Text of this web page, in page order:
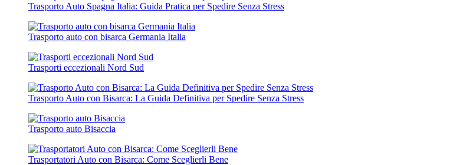
Trasporto Auto Spagna Italia: Guida Pratica per Spedire Senza Stress
Trasporto auto con bisarca Germania Italia
Trasporti eccezionali Nord Sud
Trasporto Auto con Bisarca: La Guida Definitiva per Spedire Senza Stress
Trasporto auto Bisaccia
Trasportatori Auto con Bisarca: Come Sceglierli Bene